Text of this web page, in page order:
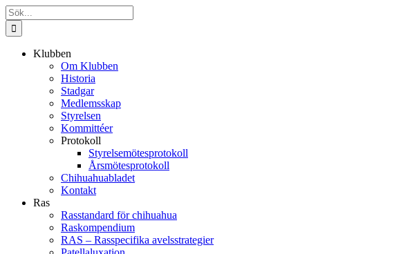
Fortsätt
till
innehållet
Sök
efter:
Klubben
Om Klubben
Historia
Stadgar
Medlemsskap
Styrelsen
Kommittéer
Protokoll
Styrelsemötesprotokoll
Årsmötesprotokoll
Chihuahuabladet
Kontakt
Ras
Rasstandard för chihuahua
Raskompendium
RAS – Rasspecifika avelsstrategier